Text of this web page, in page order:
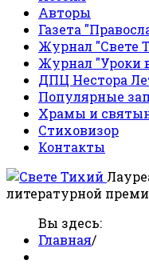
Авторы
Газета
Журнал "Свете
Журнал "Уроки
ДПЦ Нестора
Популярные
Храмы и
Стиховизор
Контакты
литературной
Вы здесь:
Главная/